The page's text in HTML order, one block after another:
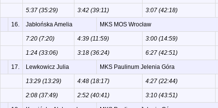
5:37 (35:29) 3:42 (39:11) 3:07 (42:18)
16. Jabłońska Amelia MKS MOS Wrocław
7:20 (7:20) 4:39 (11:59) 3:00 (14:59)
1:24 (33:06) 3:18 (36:24) 6:27 (42:51)
17. Lewkowicz Julia MKS Paulinum Jelenia Góra
13:29 (13:29) 4:48 (18:17) 4:27 (22:44)
2:08 (37:49) 2:52 (40:41) 3:10 (43:51)